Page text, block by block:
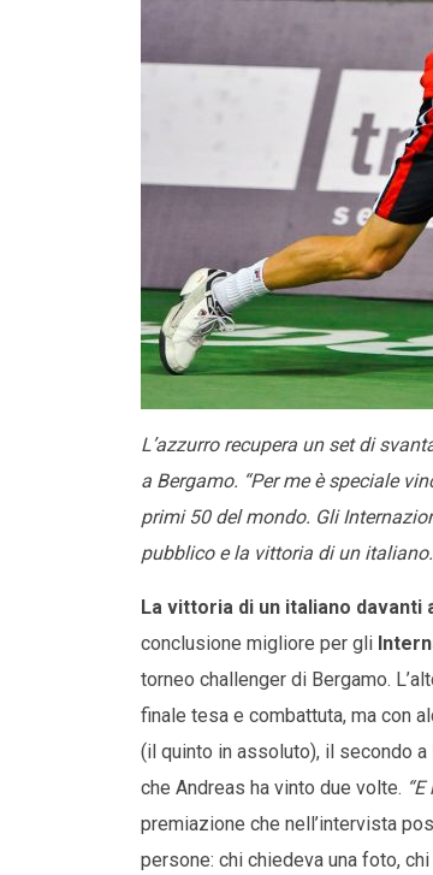
L’azzurro recupera un set di
a Bergamo. “Per me è speciale
primi 50 del mondo. Gli
pubblico e la vittoria di un italiano.
La vittoria di un italiano
conclusione migliore per gli
torneo challenger di Bergamo.
finale tesa e combattuta, ma con
(il quinto in assoluto), il secondo a
che Andreas ha vinto due volte.
premiazione che nell’intervista
persone: chi chiedeva una foto,